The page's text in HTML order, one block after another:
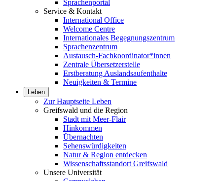
Sprachenportal
Service & Kontakt
International Office
Welcome Centre
Internationales Begegnungszentrum
Sprachenzentrum
Austausch-Fachkoordinator*innen
Zentrale Übersetzerstelle
Erstberatung Auslandsaufenthalte
Neuigkeiten & Termine
Leben
Zur Hauptseite Leben
Greifswald und die Region
Stadt mit Meer-Flair
Hinkommen
Übernachten
Sehenswürdigkeiten
Natur & Region entdecken
Wissenschaftsstandort Greifswald
Unsere Universität